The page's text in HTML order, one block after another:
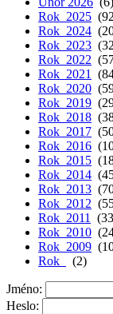
Rok 2025
Rok 2024
Rok 2023
Rok 2022
Rok 2021
Rok 2020
Rok 2019
Rok 2018
Rok 2017
Rok 2016
Rok 2015
Rok 2014
Rok 2013
Rok 2012
Rok 2011
Rok 2010
Rok 2009
Rok
(2)
Jméno:
Heslo: